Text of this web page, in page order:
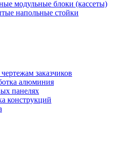
модульные блоки (кассеты)
напольные стойки
заказчиков
алюминия
панелях
конструкций